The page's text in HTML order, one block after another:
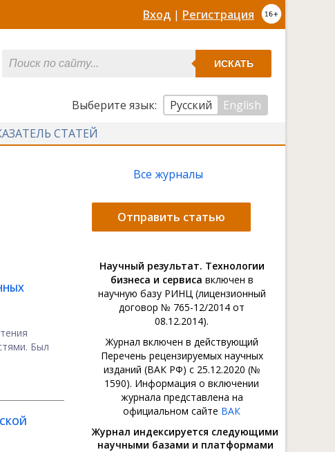
Вход | Регистрация
ИСКАТЬ
Выберите язык: Русский
English
СТАТЕЙ
Был
Все журналы
Отправить статью
Научный результат. Технологии
бизнеса и сервиса включен в
научную базу РИНЦ (лицензионный
договор № 765-12/2014 от
08.12.2014).
Журнал включен в действующий
Перечень рецензируемых научных
изданий (ВАК РФ) с 25.12.2020 (№
1590). Информация о включении
журнала представлена на
официальном сайте ВАК
Журнал индексируется следующими
научными базами и платформами